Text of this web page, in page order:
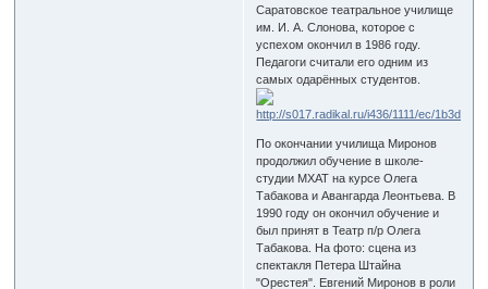
Саратовское театральное училище
им. И. А. Слонова, которое с
успехом окончил в 1986 году.
Педагоги считали его одним из
самых одарённых студентов.
По окончании училища Миронов
продолжил обучение в школе-
студии МХАТ на курсе Олега
Табакова и Авангарда Леонтьева. В
1990 году он окончил обучение и
был принят в Театр п/р Олега
Табакова. На фото: сцена из
спектакля Петера Штайна
"Орестея". Евгений Миронов в роли